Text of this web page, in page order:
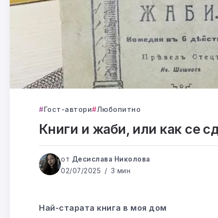
Гост-автори Любопитно
Книги и жаби, или как се
от Десислава Николова
02/07/2025
3 мин
Най-старата книга в моя дом